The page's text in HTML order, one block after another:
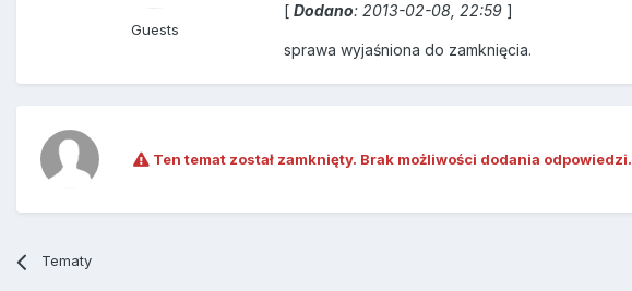
Guests
[ Dodano: 2013-02-08, 22:59 ]
sprawa wyjaśniona do zamknięcia.
Ten temat został zamknięty. Brak możliwości dodania odpowiedzi.
Tematy